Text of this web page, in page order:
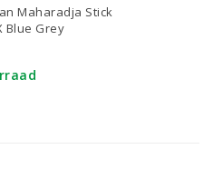
Maharadja Stick
Blue Grey